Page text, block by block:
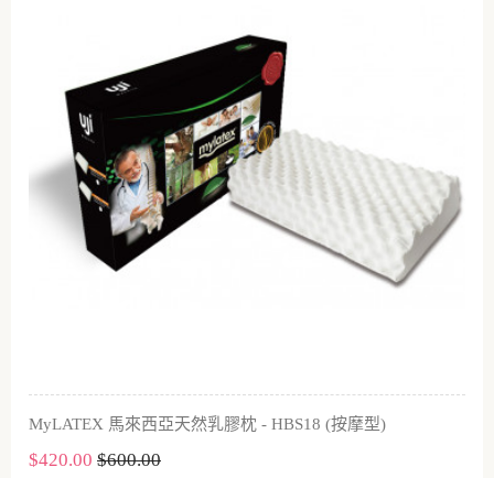
MyLATEX 馬來西亞天然乳膠枕 - HBS18 (按摩型)
$420.00 $600.00